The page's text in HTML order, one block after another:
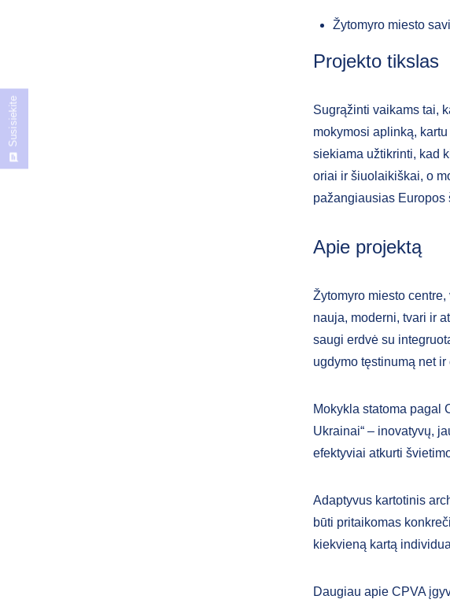
Žytomyro miesto
Projekto tikslas
Sugrąžinti vaikams tai,
mokymosi aplinką,
siekiama užtikrinti, kad
oriai ir šiuolaikiškai, o
pažangiausias Europos
Apie projektą
Žytomyro miesto
nauja, moderni, tvari ir
saugi erdvė su
ugdymo tęstinumą net
Mokykla statoma pagal
Ukrainai“ – inovatyvų,
efektyviai atkurti
Adaptyvus kartotinis
būti pritaikomas
kiekvieną kartą
Daugiau apie CPVA
Susisiekite